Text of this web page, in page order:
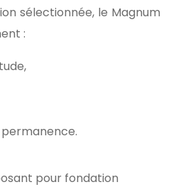
sélectionnée, le Magnum
:
permanence.
pour fondation